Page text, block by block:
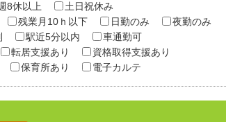
8休以上
土日祝休み
残業月10ｈ以下 日勤のみ
夜勤のみ
駅近5分以内
車通勤可
転居支援あり
資格取得支援あり
保育所あり 電子カルテ